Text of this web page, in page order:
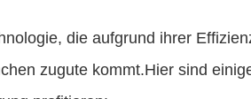
die aufgrund ihrer
zugute kommt.Hier sind